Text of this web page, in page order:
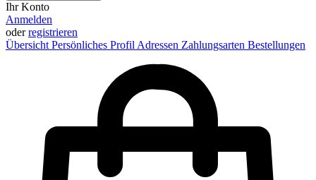
Ihr Konto
Anmelden
oderregistrieren
Übersicht Persönliches Profil Adressen Zahlungsarten Bestellungen